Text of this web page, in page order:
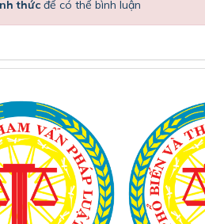
thức để có thể bình luận